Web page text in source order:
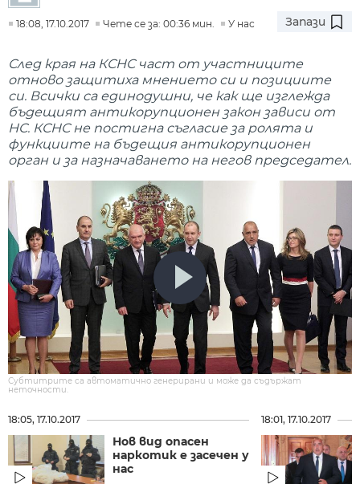
18:08, 17.10.2017 Чете се за: 00:36 мин. У нас Запази
След края на КСНС част от участниците
отново защитиха мнението си и позициите
си. Всички са единодушни, че как ще изглежда
бъдещият антикорупционен закон зависи от
НС. КСНС не постигна съгласие за ролята и
функциите на бъдещия антикорупционен
орган и за назначаването на негов председател.
Субтитрите са автоматично генерирани и може да съдържат
неточности.
18:05, 17.10.2017
Нов вид опасен
наркотик е засечен у
нас
18:01, 17.10.2017